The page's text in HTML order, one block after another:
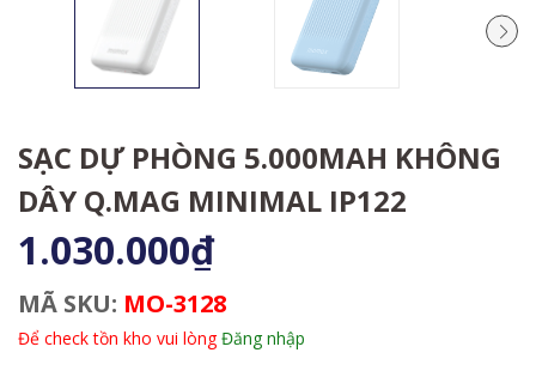
SẠC DỰ PHÒNG 5.000MAH KHÔNG
DÂY Q.MAG MINIMAL IP122
1.030.000₫
MÃ SKU: MO-3128
Để check tồn kho vui lòngĐăng nhập